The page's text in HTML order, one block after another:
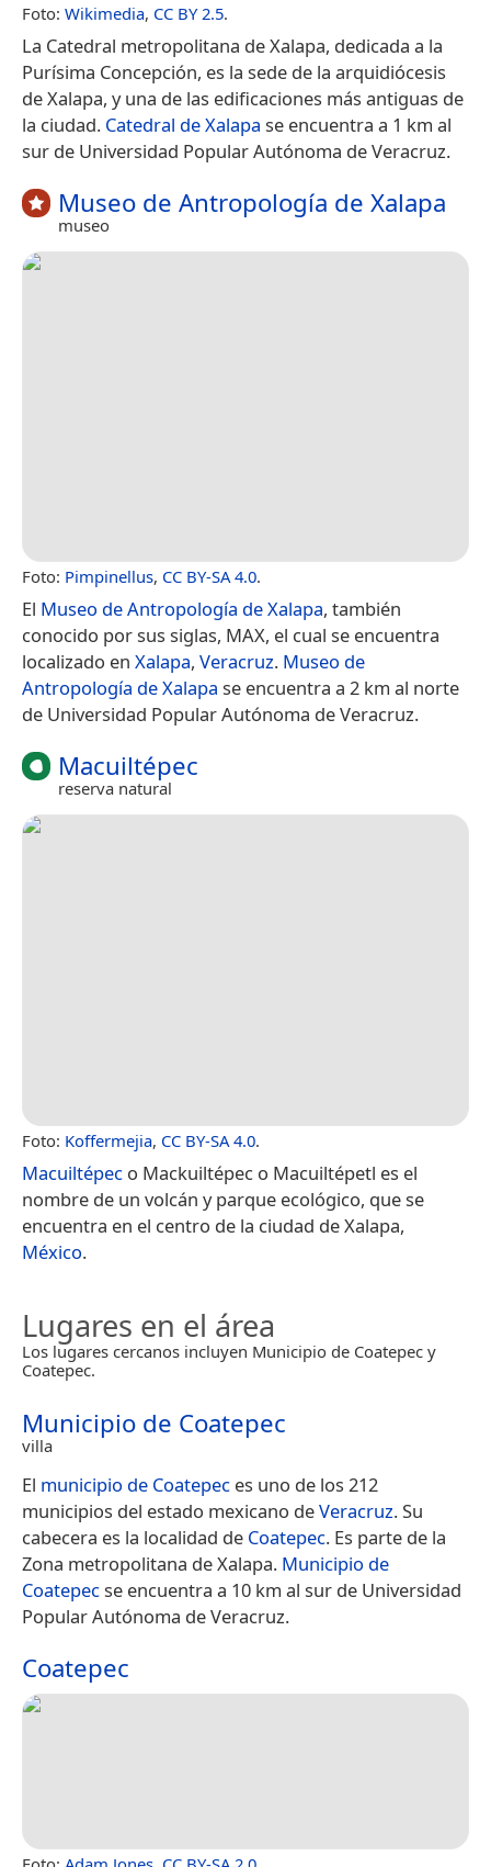
Foto: Wikimedia, CC BY 2.5.
La Catedral metropolitana de Xalapa, dedicada a la
Purísima Concepción, es la sede de la arquidiócesis
de Xalapa, y una de las edificaciones más antiguas de
la ciudad. Catedral de Xalapa se encuentra a 1 km al
sur de Universidad Popular Autónoma de Veracruz.
Museo de Antropología de Xalapa
museo
Foto: Pimpinellus, CC BY-SA 4.0.
El Museo de Antropología de Xalapa, también
conocido por sus siglas, MAX, el cual se encuentra
localizado en Xalapa, Veracruz. Museo de
Antropología de Xalapa se encuentra a 2 km al norte
de Universidad Popular Autónoma de Veracruz.
Macuiltépec
reserva natural
Foto: Koffermejia, CC BY-SA 4.0.
Macuiltépec o Mackuiltépec o Macuiltépetl es el
nombre de un volcán y parque ecológico, que se
encuentra en el centro de la ciudad de Xalapa,
México.
Lugares en el área
Los lugares cercanos incluyen Municipio de Coatepec y
Coatepec.
Municipio de Coatepec
villa
El municipio de Coatepec es uno de los 212
municipios del estado mexicano deVeracruz. Su
cabecera es la localidad de Coatepec. Es parte de la
Zona metropolitana de Xalapa. Municipio de
Coatepecse encuentra a 10 km al sur de Universidad
Popular Autónoma de Veracruz.
Coatepec